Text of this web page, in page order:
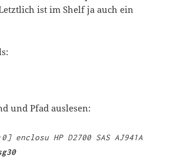
ist im Shelf ja auch ein
und Pfad auslesen:
enclosu HP D2700 SAS AJ941A